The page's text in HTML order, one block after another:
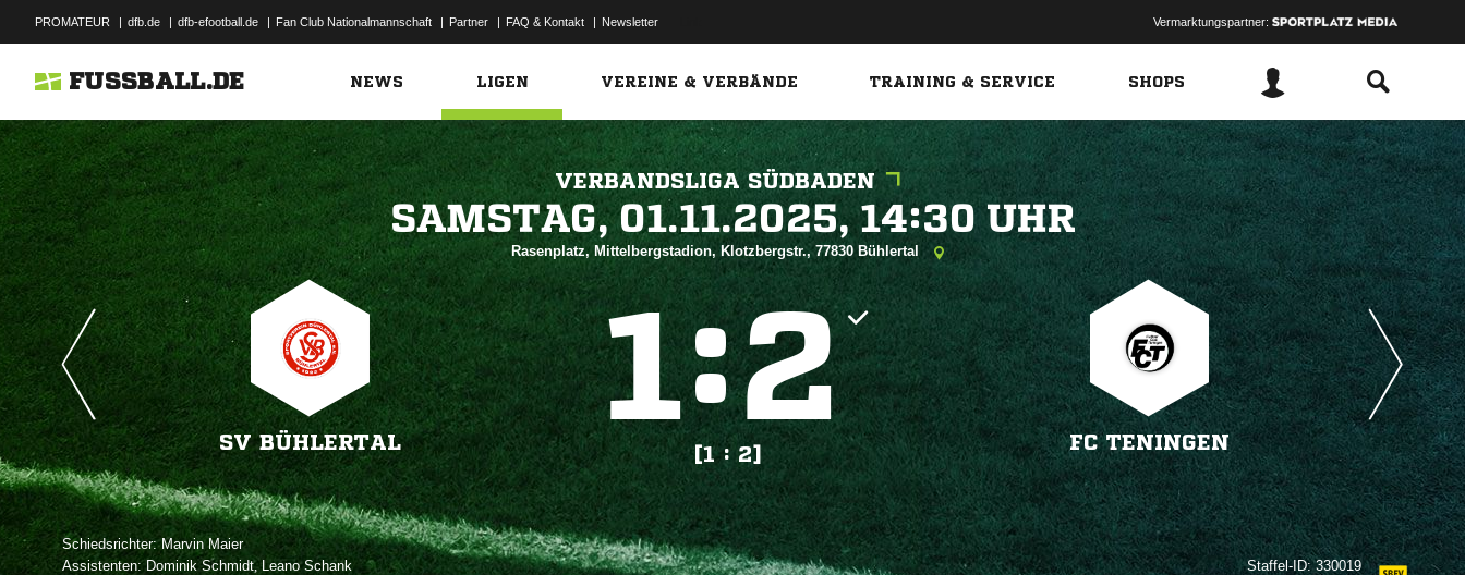
PROMATEUR | dfb.de | dfb-efootball.de | Fan Club Nationalmannschaft | Partner | FAQ & Kontakt | Newsletter Vermarktungspartner:
FUSSBALL.DE NEWS LIGEN VEREINE & VERBÄNDE TRAINING & SERVICE SHOPS
VERBANDSLIGA SÜDBADEN
   
Rasenplatz, Mittelbergstadion, Klotzbergstr., 77830 Bühlertal
SV BÜHLERTAL
:
[1 : 2]
FC TENINGEN
Schiedsrichter: 
Assistenten: ,  
Staffel-ID:330019